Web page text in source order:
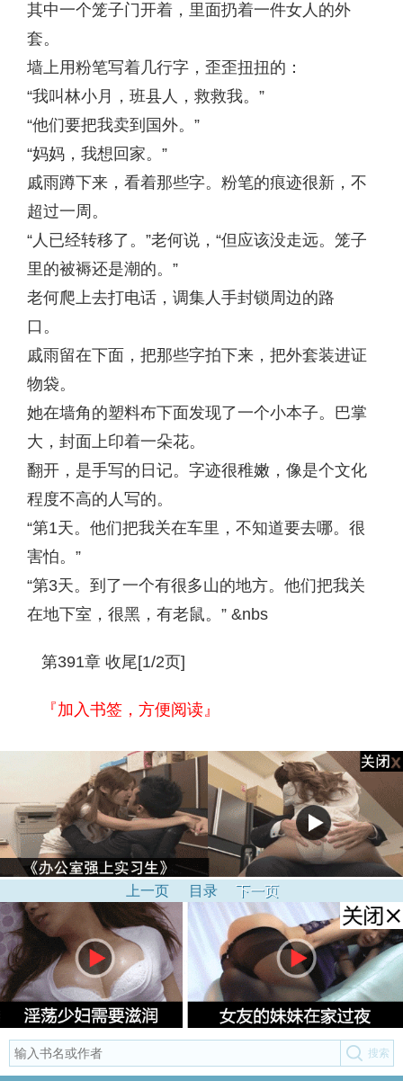
其中一个笼子门开着，里面扔着一件女人的外
套。
墙上用粉笔写着几行字，歪歪扭扭的：
“我叫林小月，班县人，救救我。”
“他们要把我卖到国外。”
“妈妈，我想回家。”
戚雨蹲下来，看着那些字。粉笔的痕迹很新，不
超过一周。
“人已经转移了。”老何说，“但应该没走远。笼子
里的被褥还是潮的。”
老何爬上去打电话，调集人手封锁周边的路
口。
戚雨留在下面，把那些字拍下来，把外套装进证
物袋。
她在墙角的塑料布下面发现了一个小本子。巴掌
大，封面上印着一朵花。
翻开，是手写的日记。字迹很稚嫩，像是个文化
程度不高的人写的。
“第1天。他们把我关在车里，不知道要去哪。很
害怕。”
“第3天。到了一个有很多山的地方。他们把我关
在地下室，很黑，有老鼠。” &nbs
第391章 收尾[1/2页]
『加入书签，方便阅读』
上一页 目录 下一页